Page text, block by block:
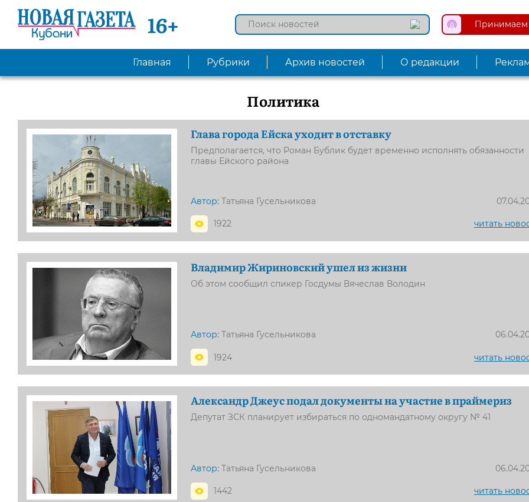
16+ Принимаем
Главная Рубрики Архив новостей О редакции
Политика
Глава города Ейска уходит в отставку
Предполагается, что Роман Бублик будет временно исполнять обязанности
главы Ейского района
Автор: Татьяна Гусельникова
1922 читать
Владимир Жириновский ушел из жизни
Об этом сообщил спикер Госдумы Вячеслав Володин
Автор: Татьяна Гусельникова
1924 читать
Александр Джеус подал документы на участие в праймериз
Депутат ЗСК планирует избираться по одномандатному округу № 41
Автор: Татьяна Гусельникова
1442 читать